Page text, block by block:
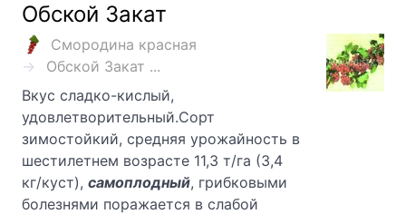
Обской Закат
Смородина красная
Обской Закат ...
Вкус сладко-кислый,
удовлетворительный.Сорт
зимостойкий, средняя урожайность в
шестилетнем возрасте 11,3 т/га (3,4
кг/куст), самоплодный, грибковыми
болезнями поражается в слабой